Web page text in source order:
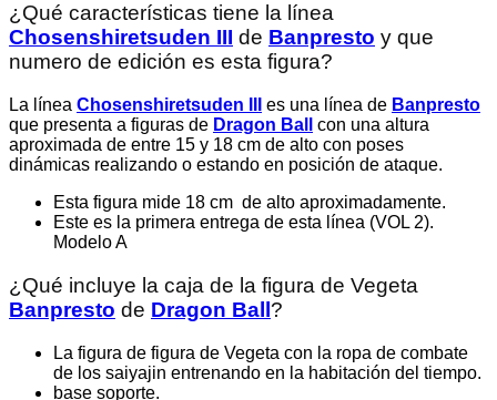
¿Qué características tiene la línea
Chosenshiretsuden III de Banpresto y que
numero de edición es esta figura?
La línea Chosenshiretsuden III es una línea de Banpresto
que presenta a figuras de Dragon Ball
con una altura
aproximada de entre 15 y 18 cm de alto con poses
dinámicas realizando o estando en posición de ataque.
Esta figura mide 18 cm de alto aproximadamente.
Este es la primera entrega de esta línea (VOL 2).
Modelo A
¿Qué incluye la caja de la figura de Vegeta
Banpresto de Dragon Ball ?
La figura de figura de Vegeta con la ropa de combate
de los saiyajin entrenando en la habitación del tiempo.
base soporte.